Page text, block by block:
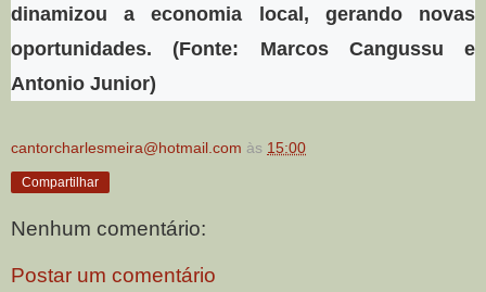
dinamizou a economia local, gerando novas
oportunidades. (Fonte: Marcos Cangussu e
Antonio Junior)
cantorcharlesmeira@hotmail.com às 15:00
Compartilhar
Nenhum comentário:
Postar um comentário